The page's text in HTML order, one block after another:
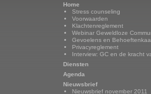
Home
Stress counseling
Voorwaarden
Klachtenreglement
Webinar Geweldloze
Gevoelens en
Privacyreglement
Interview: GC en de kracht
Diensten
Agenda
Nieuwsbrief
Nieuwsbrief november 2011